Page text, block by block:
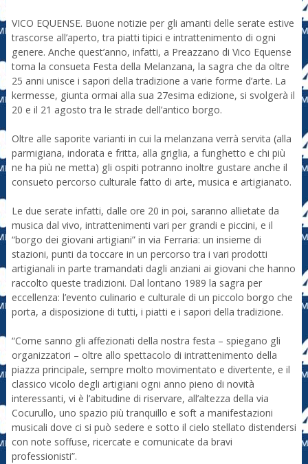
VICO EQUENSE. Buone notizie per gli amanti delle serate estive
trascorse all’aperto, tra piatti tipici e intrattenimento di ogni
genere. Anche quest’anno, infatti, a Preazzano di Vico Equense
torna la consueta Festa della Melanzana, la sagra che da oltre
25 anni unisce i sapori della tradizione a varie forme d’arte. La
kermesse, giunta ormai alla sua 27esima edizione, si svolgerà il
20 e il 21 agosto tra le strade dell’antico borgo.
Oltre alle saporite varianti in cui la melanzana verrà servita (alla
parmigiana, indorata e fritta, alla griglia, a funghetto e chi più
ne ha più ne metta) gli ospiti potranno inoltre gustare anche il
consueto percorso culturale fatto di arte, musica e artigianato.
Le due serate infatti, dalle ore 20 in poi, saranno allietate da
musica dal vivo, intrattenimenti vari per grandi e piccini, e il
“borgo dei giovani artigiani” in via Ferraria: un insieme di
stazioni, punti da toccare in un percorso tra i vari prodotti
artigianali in parte tramandati dagli anziani ai giovani che hanno
raccolto queste tradizioni. Dal lontano 1989 la sagra per
eccellenza: l’evento culinario e culturale di un piccolo borgo che
porta, a disposizione di tutti, i piatti e i sapori della tradizione.
“Come sanno gli affezionati della nostra festa – spiegano gli
organizzatori – oltre allo spettacolo di intrattenimento della
piazza principale, sempre molto movimentato e divertente, e il
classico vicolo degli artigiani ogni anno pieno di novità
interessanti, vi è l’abitudine di riservare, all’altezza della via
Cocurullo, uno spazio più tranquillo e soft a manifestazioni
musicali dove ci si può sedere e sotto il cielo stellato distendersi
con note soffuse, ricercate e comunicate da bravi
professionisti”.